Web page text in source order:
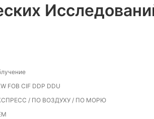
FOB CIF DDP DDU
/ ПО ВОЗДУХУ / ПО МОРЮ